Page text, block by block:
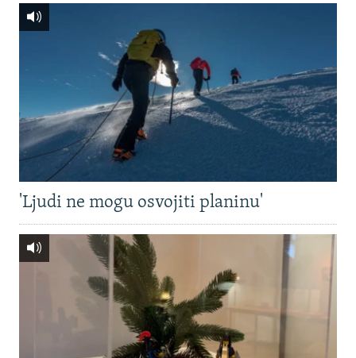
'Ljudi ne mogu osvojiti planinu'